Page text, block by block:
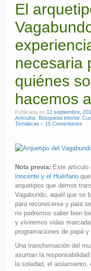
Bibliografía
Mapa contenidos
Contacto
El
necesaria
quiénes
hacemos
Publicada en 12 septiembre,
Artículos
Búsqueda interior,
Temáticas
15 Comentarios
Nota previa: Este artículo
Inocente y el Huérfano
arquetipos que demos
Vagabundo, aquél que se
para reconocerse y para
no podremos saber bien
y viviremos vidas
programaciones de papá y
Una transformación del
asuman la
la soledad, el